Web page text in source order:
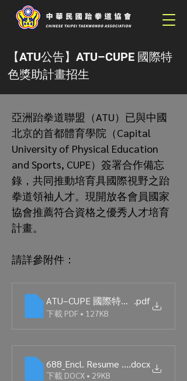
【ATU公告】ATU–CUPE 國際特
色獎助計畫招生
亞洲跆拳道聯盟（ATU）已與中國
北京的首都體育學院（Capital
University of Physical Education
and Sports, CUPE）簽署合作備忘
錄，共同推動培育具國際視野之跆
拳道領袖人才。現開放各會員國家
協會推薦符合資格之優秀人才培育
計畫。
請詳參附件：
ATU–CUPE 國際特色獎助計畫
.pdf
下載 PDF • 127KB
688_Encl. Resume Form
.docx
下載 DOCX • 29KB